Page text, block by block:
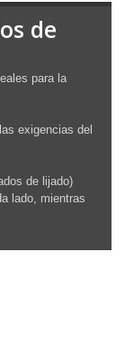
de
para la
exigencias del
de lijado)
lado, mientras